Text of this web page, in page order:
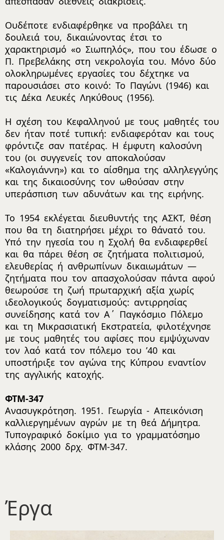
Ουδέποτε ενδιαφέρθηκε να προβάλει τη
δουλειά του, δικαιώνοντας έτσι το
χαρακτηρισμό «ο Σιωπηλός», που του έδωσε ο
Π. Πρεβελάκης στη νεκρολογία του. Μόνο δύο
ολοκληρωμένες εργασίες του δέχτηκε να
παρουσιάσει στο κοινό: Το Παγώνι (1946) και
τις Δέκα Λευκές Ληκύθους (1956).
Η σχέση του Κεφαλληνού με τους μαθητές του
δεν ήταν ποτέ τυπική: ενδιαφερόταν και τους
φρόντιζε σαν πατέρας. Η έμφυτη καλοσύνη
του (οι συγγενείς τον αποκαλούσαν
«Καλογιάννη») και το αίσθημα της αλληλεγγύης
και της δικαιοσύνης τον ωθούσαν στην
υπεράσπιση των αδυνάτων και της ειρήνης.
Το 1954 εκλέγεται διευθυντής της ΑΣΚΤ, θέση
που θα τη διατηρήσει μέχρι το θάνατό του.
Υπό την ηγεσία του η Σχολή θα ενδιαφερθεί
και θα πάρει θέση σε ζητήματα πολιτισμού,
ελευθερίας ή ανθρωπίνων δικαιωμάτων —
ζητήματα που τον απασχολούσαν πάντα αφού
θεωρούσε τη ζωή πρωταρχική αξία χωρίς
ιδεολογικούς δογματισμούς: αντιρρησίας
συνείδησης κατά τον Α΄ Παγκόσμιο Πόλεμο
και τη Μικρασιατική Εκστρατεία, φιλοτέχνησε
με τους μαθητές του αφίσες που εμψύχωναν
τον λαό κατά τον πόλεμο του ’40 και
υποστήριξε τον αγώνα της Κύπρου εναντίον
της αγγλικής κατοχής.
ΦΤΜ-347
Ανασυγκρότηση. 1951. Γεωργία - Απεικόνιση
καλλιεργημένων αγρών με τη θεά Δήμητρα.
Τυπογραφικό δοκίμιο για το γραμματόσημο
κλάσης 2000 δρχ. ΦΤΜ-347.
Έργα